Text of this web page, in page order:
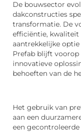
De bouwsector
dakconstructies
transformatie. De
efficiëntie, kwaliteit
aantrekkelijke
Prefab blijft voorop
innovatieve
behoeften van de
Het gebruik van
aan een
een